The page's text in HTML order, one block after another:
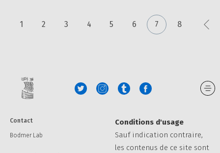
1 2 3 4 5 6
7
8
Contact
Bodmer Lab
Conditions d'usage
Sauf indication contraire,
les contenus de ce site sont